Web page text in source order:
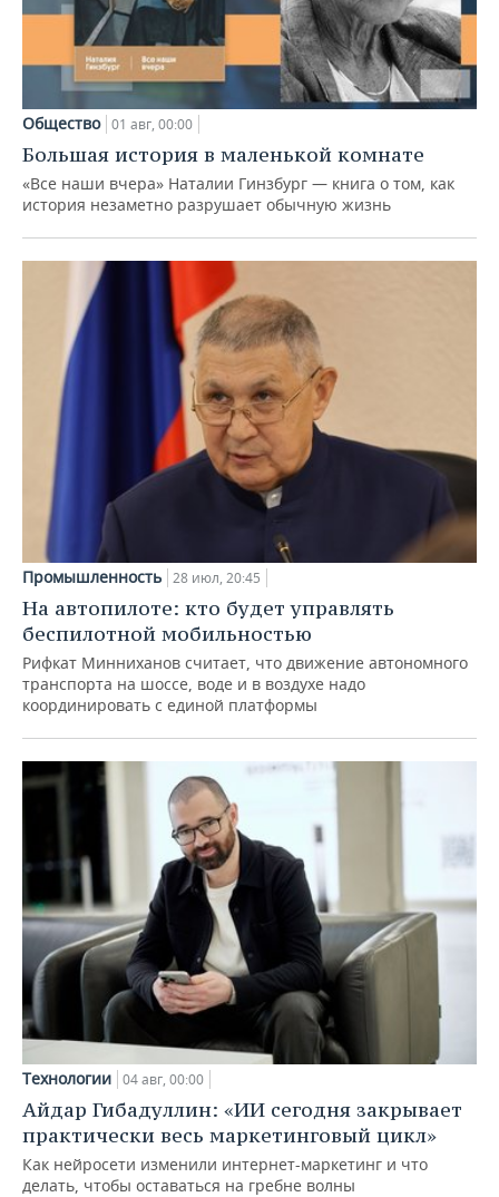
Общество 01 авг, 00:00
Большая история в маленькой комнате
«Все наши вчера» Наталии Гинзбург — книга о том, как
история незаметно разрушает обычную жизнь
Промышленность 28 июл, 20:45
На автопилоте: кто будет управлять
беспилотной мобильностью
Рифкат Минниханов считает, что движение автономного
транспорта на шоссе, воде и в воздухе надо
координировать с единой платформы
Технологии 04 авг, 00:00
Айдар Гибадуллин: «ИИ сегодня закрывает
практически весь маркетинговый цикл»
Как нейросети изменили интернет-маркетинг и что
делать, чтобы оставаться на гребне волны